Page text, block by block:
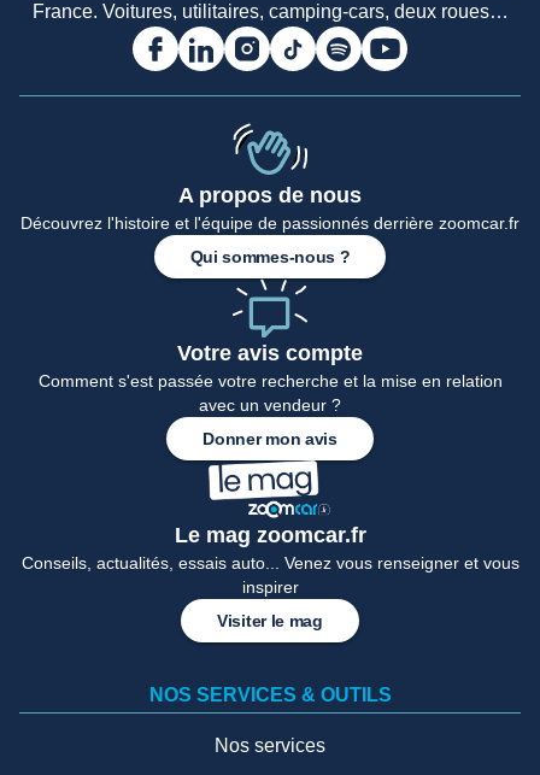
France. Voitures, utilitaires, camping-cars, deux roues…
A propos de nous
Découvrez l'histoire et l'équipe de passionnés derrière zoomcar.fr
Qui sommes-nous ?
Votre avis compte
Comment s'est passée votre recherche et la mise en relation
avec un vendeur ?
Donner mon avis
Le mag zoomcar.fr
Conseils, actualités, essais auto... Venez vous renseigner et vous
inspirer
Visiter le mag
NOS SERVICES & OUTILS
Nos services